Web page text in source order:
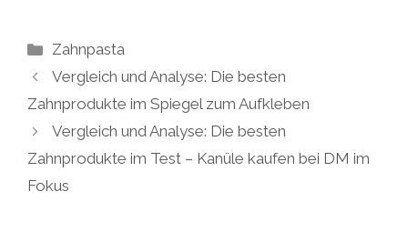
Kategorien
Zahnpasta
Vergleich und Analyse: Die besten
Zahnprodukte im Spiegel zum Aufkleben
Vergleich und Analyse: Die besten
Zahnprodukte im Test – Kanüle kaufen bei DM im
Fokus